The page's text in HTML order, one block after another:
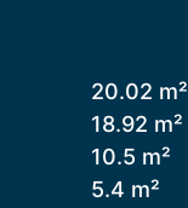
20.02 m²
18.92 m²
10.5 m²
5.4 m²